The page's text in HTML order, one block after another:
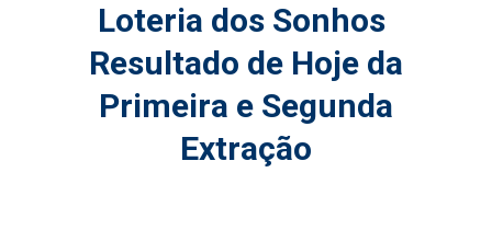
Loteria dos Sonhos
Resultado de Hoje da
Primeira e Segunda
Extração